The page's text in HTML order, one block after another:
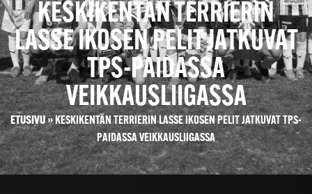
KESKIKENTÄN TERRIERIN
LASSE IKOSEN PELIT JATKUVAT
TPS-PAIDASSA
VEIKKAUSLIIGASSA
ETUSIVU» KESKIKENTÄN TERRIERIN LASSE IKOSEN PELIT JATKUVAT TPS-
PAIDASSA VEIKKAUSLIIGASSA